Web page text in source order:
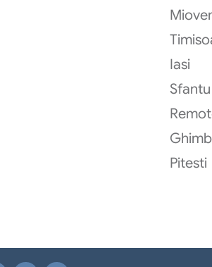
Iasi
Pitesti